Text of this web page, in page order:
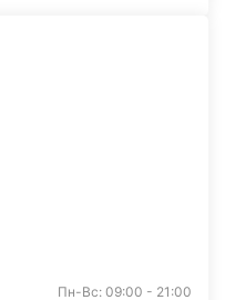
Пн-Вс: 09:00 - 21:00